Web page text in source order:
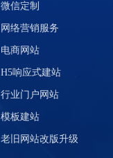
微信定制
网络营销服务
电商网站
H5响应式建站
行业门户网站
模板建站
老旧网站改版升级